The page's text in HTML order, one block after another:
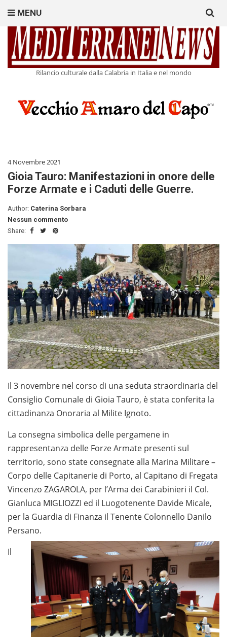
Rilancio culturale dalla Calabria in Italia e nel mondo
MENU
for:
4 Novembre 2021
Gioia Tauro: Manifestazioni in onore delle
Forze Armate e i Caduti delle Guerre.
Author: Caterina Sorbara
Nessun commento
Share:
Il 3 novembre nel corso di una seduta straordinaria del
Consiglio Comunale di Gioia Tauro, è stata conferita la
cittadinanza Onoraria al Milite Ignoto.
La consegna simbolica delle pergamene in
rappresentanza delle Forze Armate presenti sul
territorio, sono state consegnate alla Marina Militare –
Corpo delle Capitanerie di Porto, al Capitano di Fregata
Vincenzo ZAGAROLA, per l’Arma dei Carabinieri il Col.
Gianluca MIGLIOZZI ed il Luogotenente Davide Micale,
per la Guardia di Finanza il Tenente Colonnello Danilo
Persano.
Il